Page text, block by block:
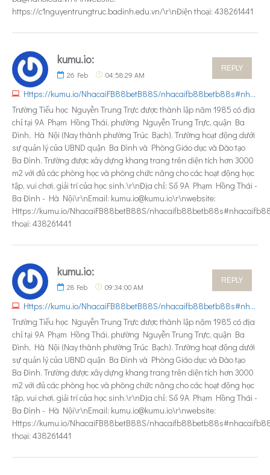
https://c1nguyentrungtruc.badinh.edu.vn/\r\nĐiện thoại: 438261441
kumu.io:
26 Feb 04:58:29 AM
Https://kumu.io/NhacaiFB88betB88S/nhacaifb88betb88s#nhacaifb88betb88s
REPLY
Trường Tiểu học Nguyễn Trung Trực được thành lập năm 1985 có địa
chỉ tại 9A Phạm Hồng Thái, phường Nguyễn Trung Trực, quận Ba
Đình, Hà Nội (Nay thành phường Trúc Bạch). Trường hoạt động dưới
sự quản lý của UBND quận Ba Đình và Phòng Giáo dục và Đào tạo
Ba Đình. Trường được xây dựng khang trang trên diện tích hơn 3000
m2 với đủ các phòng học và phòng chức năng cho các hoạt động học
tập, vui chơi, giải trí của học sinh.\r\nĐịa chỉ: Số 9A Phạm Hồng Thái -
Ba Đình - Hà Nội\r\nEmail: kumu.io@kumu.io\r\nwebsite:
Https://kumu.io/NhacaiFB88betB88S/
thoại: 438261441
kumu.io:
28 Feb 09:34:00 AM
Https://kumu.io/NhacaiFB88betB88S/nhacaifb88betb88s#nhacaifb88betb88s
REPLY
Trường Tiểu học Nguyễn Trung Trực được thành lập năm 1985 có địa
chỉ tại 9A Phạm Hồng Thái, phường Nguyễn Trung Trực, quận Ba
Đình, Hà Nội (Nay thành phường Trúc Bạch). Trường hoạt động dưới
sự quản lý của UBND quận Ba Đình và Phòng Giáo dục và Đào tạo
Ba Đình. Trường được xây dựng khang trang trên diện tích hơn 3000
m2 với đủ các phòng học và phòng chức năng cho các hoạt động học
tập, vui chơi, giải trí của học sinh.\r\nĐịa chỉ: Số 9A Phạm Hồng Thái -
Ba Đình - Hà Nội\r\nEmail: kumu.io@kumu.io\r\nwebsite:
Https://kumu.io/NhacaiFB88betB88S/
thoại: 438261441